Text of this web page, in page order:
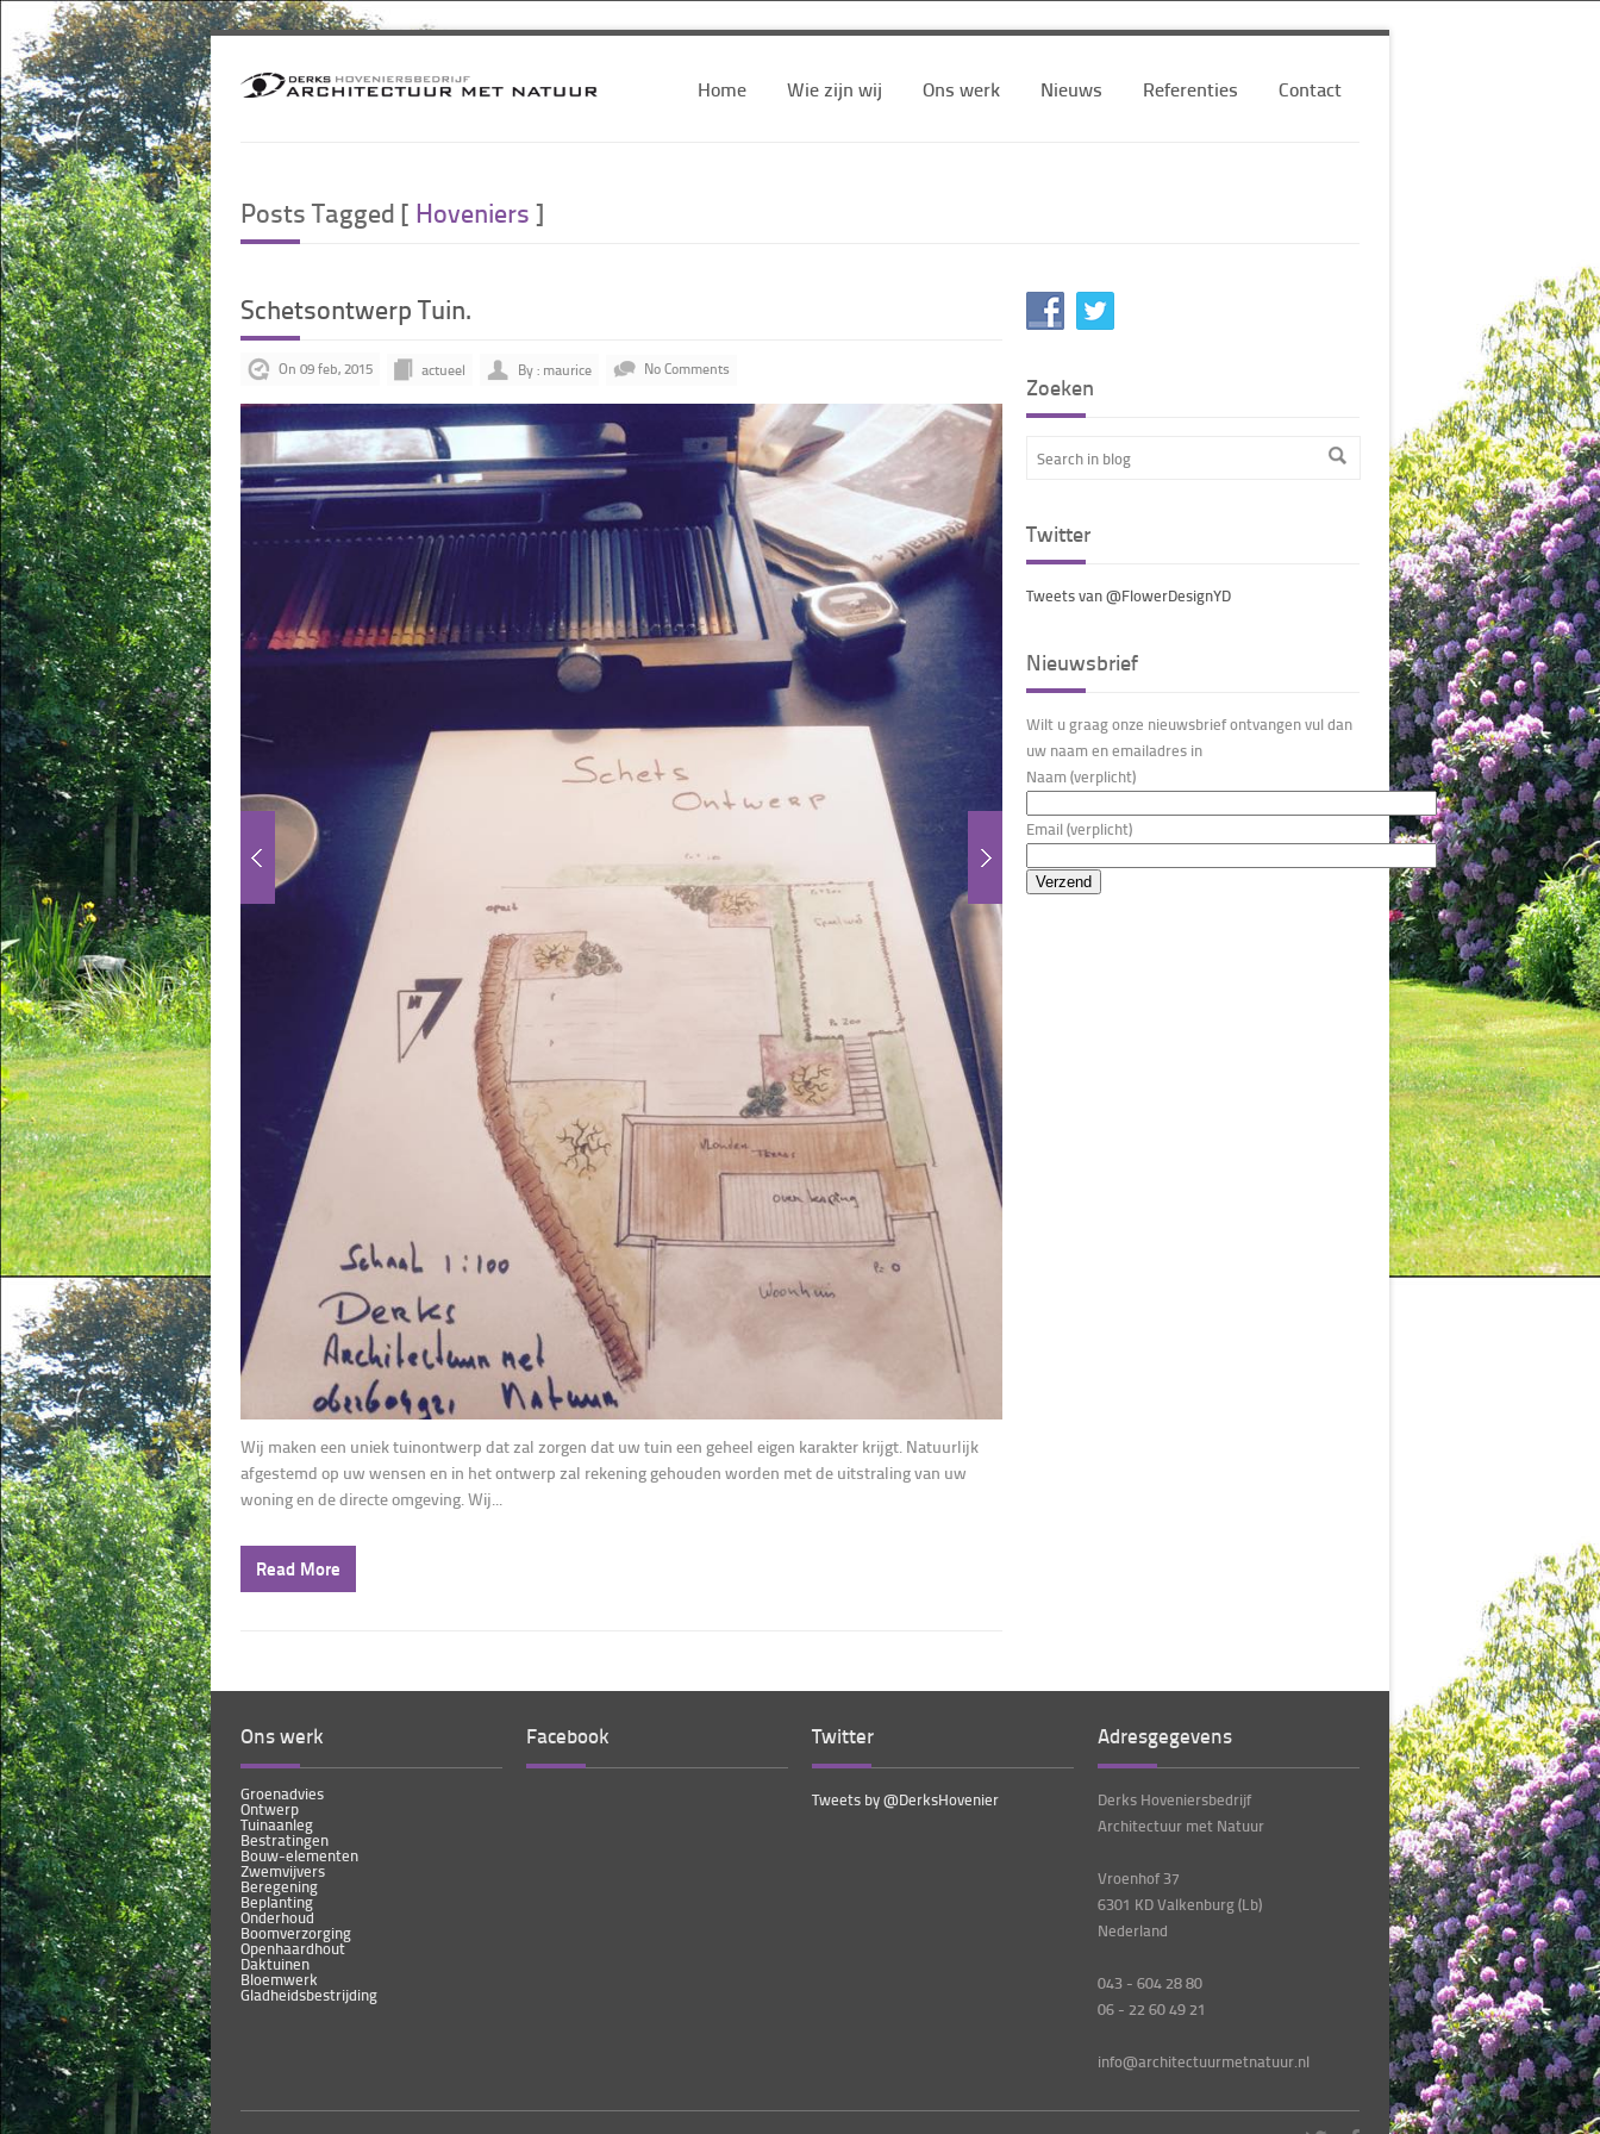
Home Wie zijn wij Ons werk Nieuws Referenties Contact
Posts Tagged [ Hoveniers]
Schetsontwerp Tuin.
On 09 feb, 2015 actueel By : maurice No Comments
Wij maken een uniek tuinontwerp dat zal zorgen dat uw tuin een geheel eigen karakter krijgt. Natuurlijk
afgestemd op uw wensen en in het ontwerp zal rekening gehouden worden met de uitstraling van uw
woning en de directe omgeving. Wij...
Read More
Zoeken
Twitter
Tweets van @FlowerDesignYD
Nieuwsbrief
Wilt u graag onze nieuwsbrief ontvangen vul dan
uw naam en emailadres in
Naam (verplicht)
Email (verplicht)
Ons werk
Groenadvies
Ontwerp
Tuinaanleg
Bestratingen
Bouw-elementen
Zwemvijvers
Beregening
Beplanting
Onderhoud
Boomverzorging
Openhaardhout
Daktuinen
Bloemwerk
Gladheidsbestrijding
Facebook Twitter
Tweets by @DerksHovenier
Adresgegevens
Derks Hoveniersbedrijf
Architectuur met Natuur
Vroenhof 37
6301 KD Valkenburg (Lb)
Nederland
043 - 604 28 80
06 - 22 60 49 21
info@architectuurmetnatuur.nl